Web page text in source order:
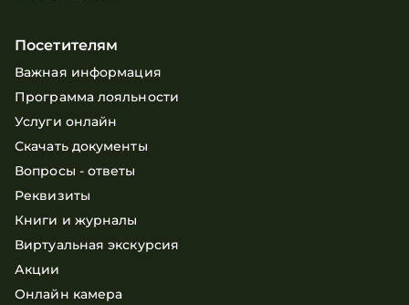
Посетителям
Важная информация
Программа лояльности
Услуги онлайн
Скачать документы
Вопросы - ответы
Реквизиты
Книги и журналы
Виртуальная экскурсия
Акции
Онлайн камера